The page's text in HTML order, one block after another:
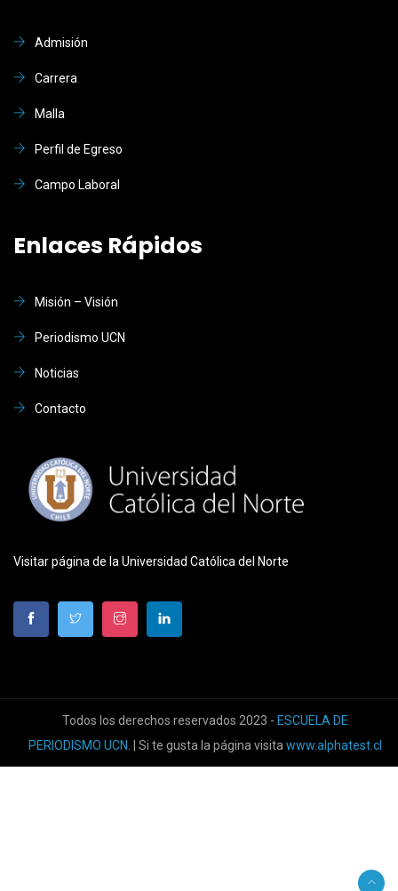
Admisión
Carrera
Malla
Perfil de Egreso
Campo Laboral
Enlaces Rápidos
Misión – Visión
Periodismo UCN
Noticias
Contacto
Visitar página de la Universidad Católica del Norte
Todos los derechos reservados 2023 - ESCUELA DE
PERIODISMO UCN
. | Si te gusta la página visita www.alphatest.cl